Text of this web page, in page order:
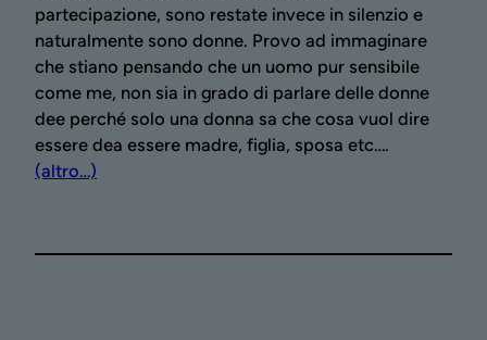
partecipazione, sono restate invece in silenzio e
naturalmente sono donne. Provo ad immaginare
che stiano pensando che un uomo pur sensibile
come me, non sia in grado di parlare delle donne
dee perché solo una donna sa che cosa vuol dire
essere dea essere madre, figlia, sposa etc….
(altro…)